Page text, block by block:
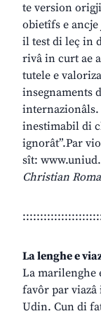
te version
obietîfs e
il test di leç in
rivâ in curt ae
tutele e
insegnaments
inestimabil di
ignorât”.Par
sît:
Christian
La lenghe e
La marilenghe
favôr par
Udin. Cun di